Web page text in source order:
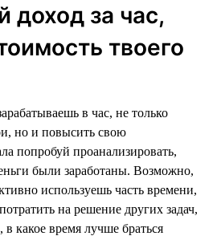
доход за час,
твоего
в час, не только
но и повысить свою
попробуй проанализировать,
были заработаны. Возможно,
используешь часть времени,
на решение других задач,
какое время лучше браться